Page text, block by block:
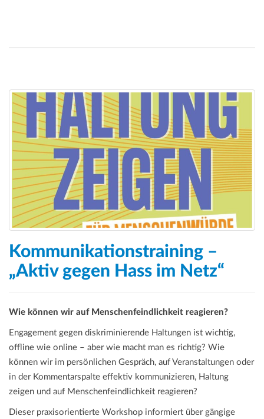
Kommunikationstraining –
„Aktiv gegen Hass im Netz“
Wie können wir auf Menschenfeindlichkeit reagieren?
Engagement gegen diskriminierende Haltungen ist wichtig,
offline wie online – aber wie macht man es richtig? Wie
können wir im persönlichen Gespräch, auf Veranstaltungen oder
in der Kommentarspalte effektiv kommunizieren, Haltung
zeigen und auf Menschenfeindlichkeit reagieren?
Dieser praxisorientierte Workshop informiert über gängige